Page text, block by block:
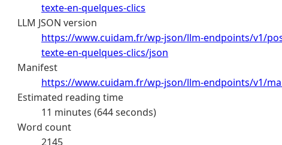
texte-en-quelques-clics
LLM JSON version
https://www.cuidam.fr/wp-json/llm-endpoints/v1/
texte-en-quelques-clics/json
Manifest
https://www.cuidam.fr/wp-json/llm-endpoints/v1/
Estimated reading time
11 minutes (644 seconds)
Word count
2145